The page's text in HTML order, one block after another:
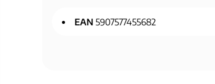
EAN 5907577455682